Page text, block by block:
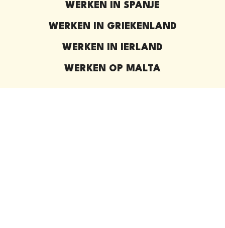
WERKEN IN SPANJE
WERKEN IN GRIEKENLAND
WERKEN IN IERLAND
WERKEN OP MALTA